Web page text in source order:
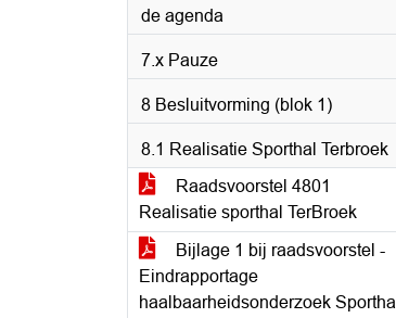
de agenda
7.x Pauze
8 Besluitvorming (blok 1)
8.1 Realisatie Sporthal Terbroek
Raadsvoorstel 4801
Realisatie sporthal TerBroek
Bijlage 1 bij raadsvoorstel -
Eindrapportage
haalbaarheidsonderzoek Sporthal